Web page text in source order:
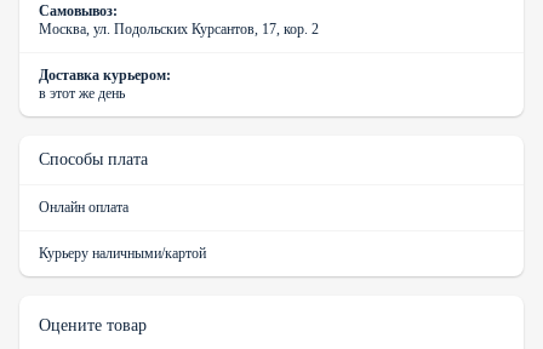
Самовывоз:
Москва, ул. Подольских Курсантов, 17, кор. 2
Доставка курьером:
в этот же день
Способы плата
Онлайн оплата
Курьеру наличными/картой
Оцените товар